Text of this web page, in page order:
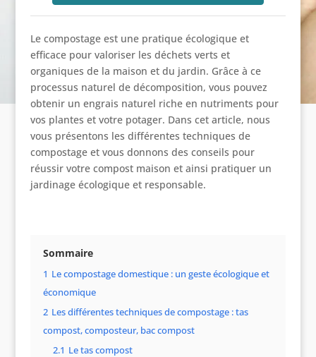
Le compostage est une pratique écologique et
efficace pour valoriser les déchets verts et
organiques de la maison et du jardin. Grâce à ce
processus naturel de décomposition, vous pouvez
obtenir un engrais naturel riche en nutriments pour
vos plantes et votre potager. Dans cet article, nous
vous présentons les différentes techniques de
compostage et vous donnons des conseils pour
réussir votre compost maison et ainsi pratiquer un
jardinage écologique et responsable.
Sommaire
1 Le compostage domestique : un geste écologique et
économique
2 Les différentes techniques de compostage : tas
compost, composteur, bac compost
2.1 Le tas compost